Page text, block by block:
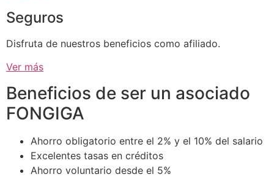
Seguros
Disfruta de nuestros beneficios como afiliado.
Ver más
Beneficios de ser un asociado
FONGIGA
Ahorro obligatorio entre el 2% y el 10% del salario
Excelentes tasas en créditos
Ahorro voluntario desde el 5%